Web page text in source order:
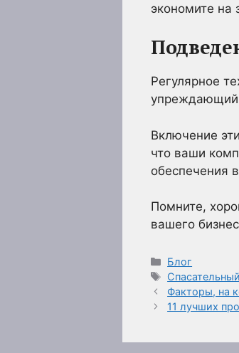
экономите на
Регулярное
упреждающий
Включение
что ваши
обеспечения
Помните,
вашего
Рубрики
Блог
Метки
Факторы, на
11 лучших